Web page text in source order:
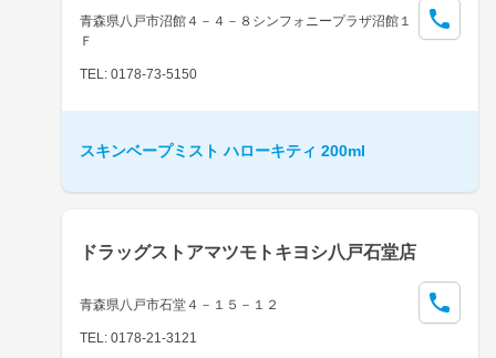
青森県八戸市沼館４－４－８シンフォニープラザ沼館１
Ｆ
TEL: 0178-73-5150
スキンベープミスト ハローキティ 200ml
ドラッグストアマツモトキヨシ八戸石堂店
青森県八戸市石堂４－１５－１２
TEL: 0178-21-3121